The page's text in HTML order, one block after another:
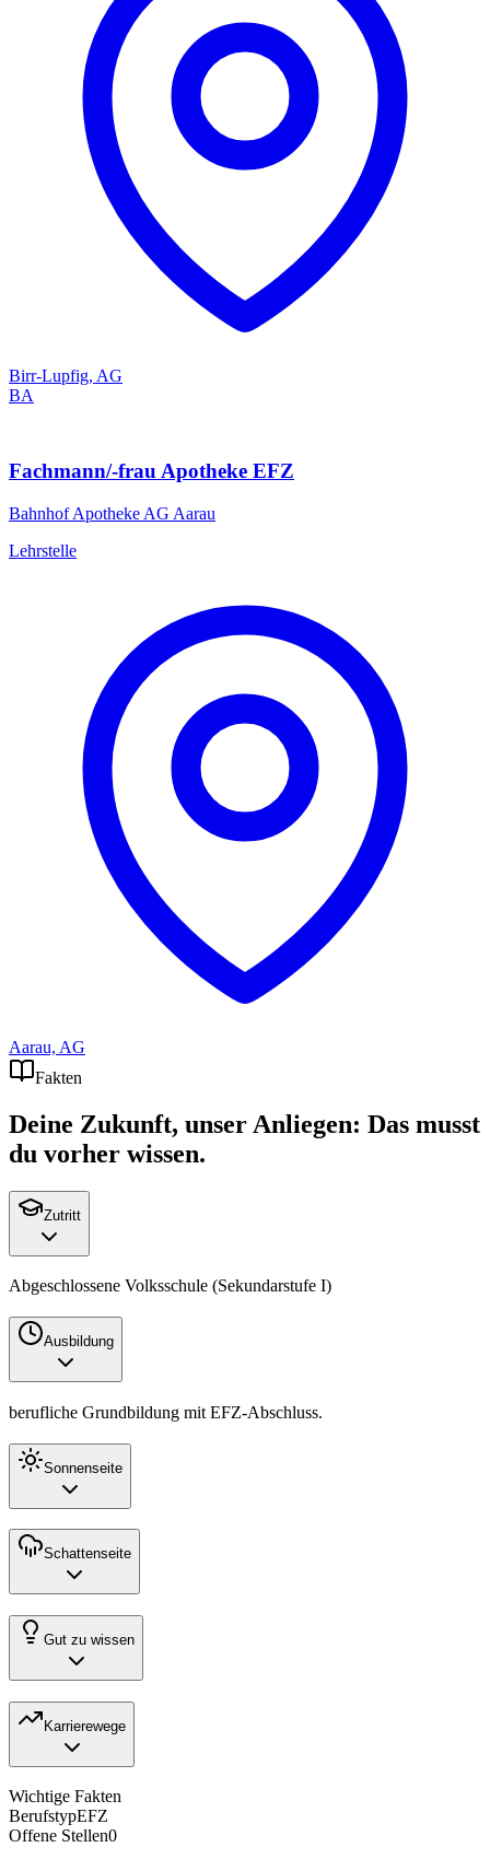
Birr-Lupfig, AG
BA
Fachmann/-frau Apotheke EFZ
Bahnhof Apotheke AG Aarau
Lehrstelle
Aarau, AG
Fakten
Deine Zukunft, unser Anliegen: Das musst
du vorher wissen.
Zutritt
Abgeschlossene Volksschule (Sekundarstufe I)
Ausbildung
berufliche Grundbildung mit EFZ-Abschluss.
Sonnenseite
Schattenseite
Gut zu wissen
Karrierewege
Wichtige Fakten
BerufstypEFZ
Offene Stellen0